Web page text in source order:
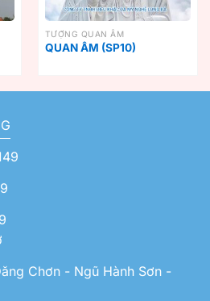
TƯỢNG QUAN ÂM
QUAN ÂM (SP10)
Chơn - Ngũ Hành Sơn -